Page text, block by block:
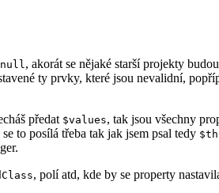
null , akorát se nějaké starší projekty
ty prvky, které jsou nevalidní,
předat $values, tak jsou všechny
to posílá třeba tak jak jsem psal tedy
, polí atd, kde by se property